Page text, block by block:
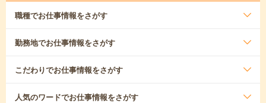
職種でお仕事情報をさがす
勤務地でお仕事情報をさがす
こだわりでお仕事情報をさがす
人気のワードでお仕事情報をさがす